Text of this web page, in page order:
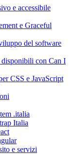
e accessibile
e Graceful
del software
con Can I
CSS e JavaScript
.italia
Italia
e servizi